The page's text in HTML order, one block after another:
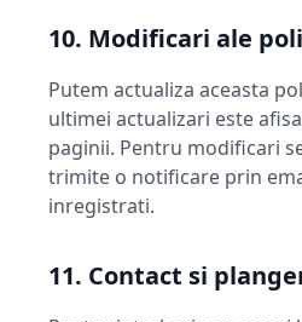
10. Modificari ale
Putem actualiza aceasta
ultimei actualizari este
paginii. Pentru modificari
trimite o notificare prin
inregistrati.
11. Contact si